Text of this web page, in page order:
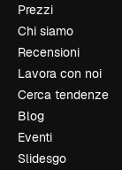
Prezzi
Chi siamo
Recensioni
Lavora con noi
Cerca tendenze
Blog
Eventi
Slidesgo